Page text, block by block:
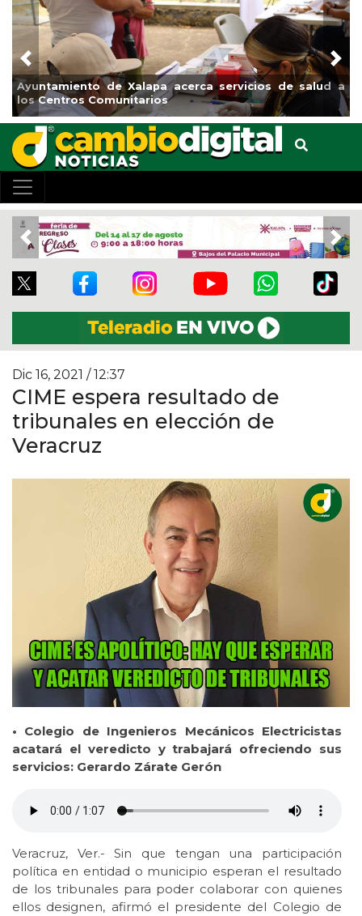
de Xalapa acerca servicios de salud a
Comunitarios
el
Previous
Previous
Dic 16, 2021 / 12:37
CIME espera resultado de
tribunales en elección de
Veracruz
• Colegio de Ingenieros Mecánicos Electricistas
acatará el veredicto y trabajará ofreciendo sus
servicios: Gerardo Zárate Gerón
Veracruz, Ver.- Sin que tengan una participación
política en entidad o municipio esperan el resultado
de los tribunales para poder colaborar con quienes
ellos designen, afirmó el presidente del Colegio de